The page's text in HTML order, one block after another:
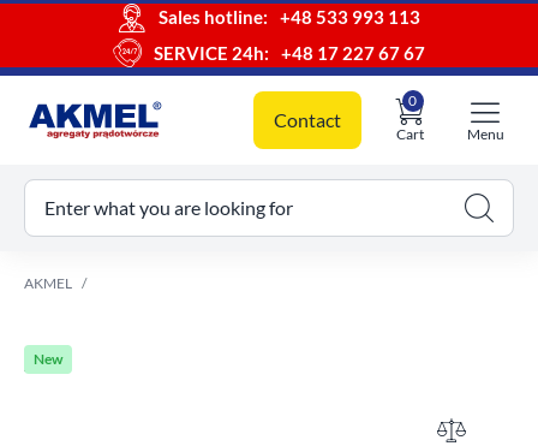
Sales hotline:
+48 533 993 113
SERVICE 24h:
+48 17 227 67 67
Contact
Cart
0
cart
Menu
Enter what you are looking for
AKMEL
New